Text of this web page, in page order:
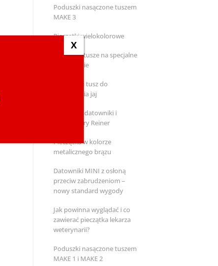
Poduszki nasączone tuszem
MAKE 3
Pieczątki wielokolorowe
Kolorowe tusze na specjalne
zamówienie
Pieczątka i tusz do
znakowania jaj
Metalowe datowniki i
numeratory Reiner
Pieczątka w kolorze
metalicznego brązu
Datowniki MINI z osłoną
przeciw zabrudzeniom –
nowy standard wygody
Jak powinna wyglądać i co
zawierać pieczątka lekarza
weterynarii?
Poduszki nasączone tuszem
MAKE 1 i MAKE 2
X